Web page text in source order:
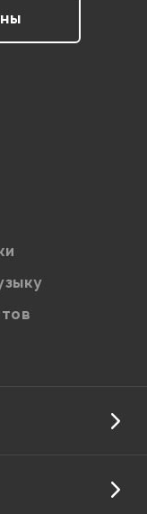
данных в
обработки